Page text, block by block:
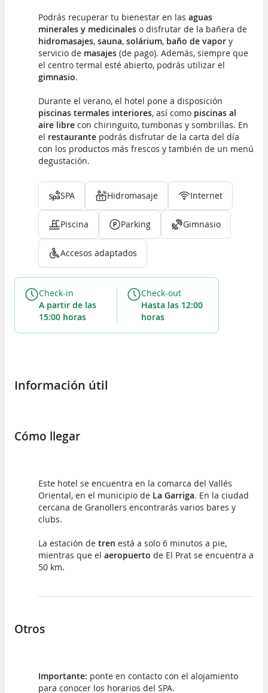
Podrás recuperar tu bienestar en las aguas
minerales y medicinales o disfrutar de la bañera de
hidromasajes, sauna, solárium, baño de vapor y
servicio de masajes (de pago). Además, siempre que
el centro termal esté abierto, podrás utilizar el
gimnasio.
Durante el verano, el hotel pone a disposición
piscinas termales interiores, así como piscinas al
aire libre con chiringuito, tumbonas y sombrillas. En
el restaurante podrás disfrutar de la carta del día
con los productos más frescos y también de un menú
degustación.
SPA Hidromasaje Internet
Piscina Parking Gimnasio
Accesos adaptados
Check-in
a partir de las
15:00 horas
Check-out
hasta las 12:00
horas
Información útil
Cómo llegar
Este hotel se encuentra en la comarca del Vallés
Oriental, en el municipio de La Garriga. En la ciudad
cercana de Granollers encontrarás varios bares y
clubs.
La estación de tren está a solo 6 minutos a pie,
mientras que el aeropuerto de El Prat se encuentra a
50 km.
Otros
Importante: ponte en contacto con el alojamiento
para conocer los horarios del SPA.